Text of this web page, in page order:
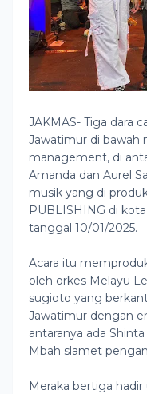
JAKMAS- Tiga dara
Jawatimur di bawah
management, di
Amanda dan Aurel
musik yang di
PUBLISHING di
tanggal 10/01/2025.
Acara itu
oleh orkes Melayu
sugioto yang
Jawatimur dengan
antaranya ada
Mbah slamet
Meraka bertiga